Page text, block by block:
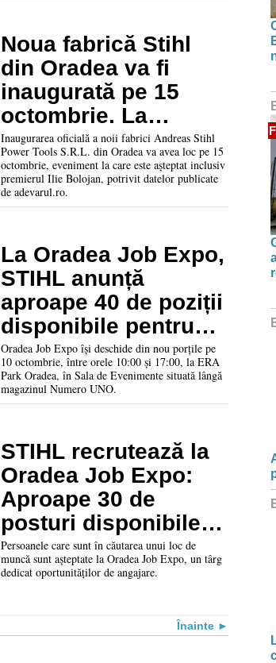
Noua fabrică Stihl
din Oradea va fi
inaugurată pe 15
octombrie. La
eveniment este
așteptat și premierul
Ilie Bolojan
Inaugurarea oficială a noii fabrici Andreas Stihl
Power Tools S.R.L. din Oradea va avea loc pe 15
octombrie, eveniment la care este așteptat inclusiv
premierul Ilie Bolojan, potrivit datelor publicate
de adevarul.ro.
La Oradea Job Expo,
STIHL anunță
aproape 40 de poziții
disponibile pentru
angajare
Oradea Job Expo își deschide din nou porțile pe
10 octombrie, între orele 10:00 și 17:00, la ERA
Park Oradea, în Sala de Evenimente situată lângă
magazinul Numero UNO.
STIHL recrutează la
Oradea Job Expo:
Aproape 30 de
posturi disponibile
pentru toate nivelele
de pregătire
Persoanele care sunt în căutarea unui loc de
muncă sunt așteptate la Oradea Job Expo, un târg
dedicat oportunităților de angajare.
Înainte